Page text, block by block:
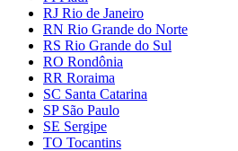
RJ Rio de Janeiro
RN Rio Grande do Norte
RS Rio Grande do Sul
RO Rondônia
RR Roraima
SC Santa Catarina
SP São Paulo
SE Sergipe
TO Tocantins